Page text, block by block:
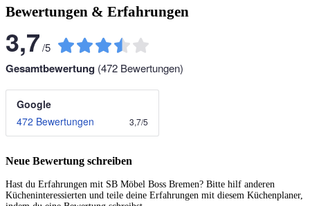
Bewertungen & Erfahrungen
3,7/5
Gesamtbewertung (472 Bewertungen)
Google
472 Bewertungen
3,7/5
Neue Bewertung schreiben
Hast du Erfahrungen mit SB Möbel Boss Bremen? Bitte hilf anderen
Kücheninteressierten und teile deine Erfahrungen mit diesem Küchenplaner,